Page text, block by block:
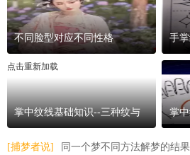
不同脸型对应不同性格 手
掌中纹线基础知识--三种纹与
点击重新加载
掌
[捕梦者说] 同一个梦不同方法解梦的结果